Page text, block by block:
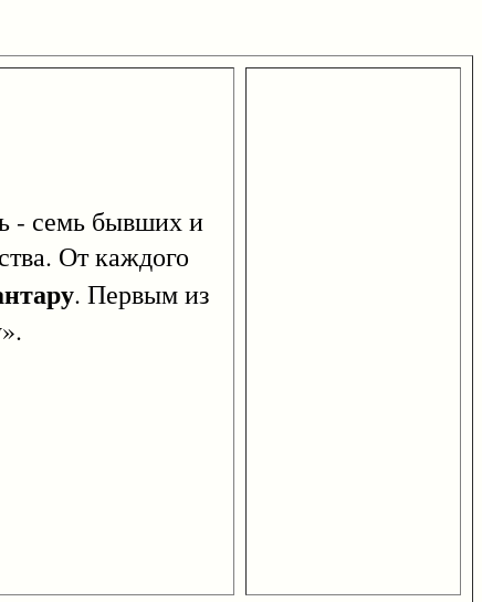
- семь бывших и
От каждого
. Первым из